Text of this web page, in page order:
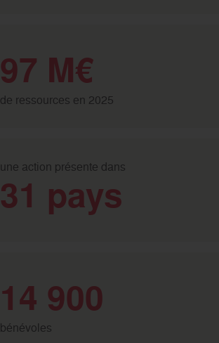
97 M€
de ressources en 2025
une action présente dans
31 pays
14 900
bénévoles